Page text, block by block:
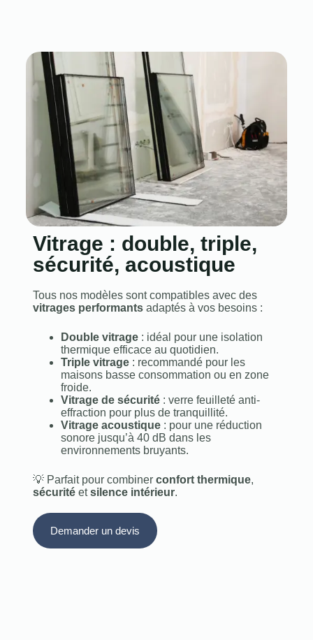
Vitrage : double, triple,
sécurité, acoustique
Tous nos modèles sont compatibles avec des
vitrages performantsadaptés à vos besoins :
Double vitrage: idéal pour une isolation
thermique efficace au quotidien.
Triple vitrage: recommandé pour les
maisons basse consommation ou en zone
froide.
Vitrage de sécurité: verre feuilleté anti-
effraction pour plus de tranquillité.
Vitrage acoustique: pour une réduction
sonore jusqu’à 40 dB dans les
environnements bruyants.
💡 Parfait pour combiner confort thermique,
sécuritéetsilence intérieur.
Demander un devis